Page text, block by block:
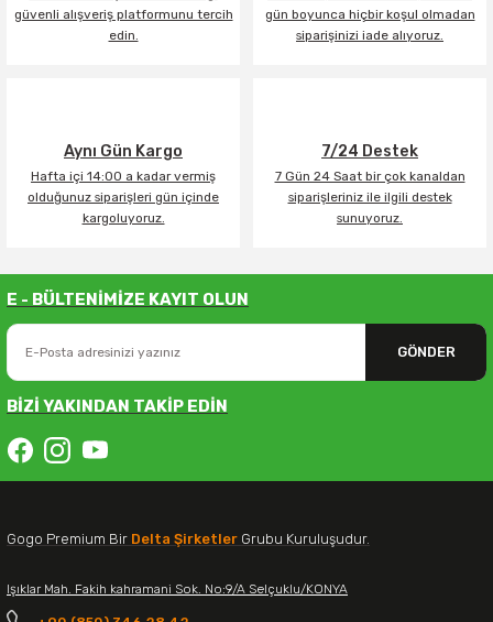
güvenli alışveriş platformunu tercih
edin.
gün boyunca hiçbir koşul olmadan
siparişinizi iade alıyoruz.
Aynı Gün Kargo
Hafta içi 14:00 a kadar vermiş
olduğunuz siparişleri gün içinde
kargoluyoruz.
7/24 Destek
7 Gün 24 Saat bir çok kanaldan
siparişleriniz ile ilgili destek
sunuyoruz.
E - BÜLTENİMİZE KAYIT OLUN
GÖNDER
BİZİ YAKINDAN TAKİP EDİN
Gogo Premium Bir Delta Şirketler Grubu Kuruluşudur.
Işıklar Mah. Fakih kahramani Sok. No:9/A Selçuklu/KONYA